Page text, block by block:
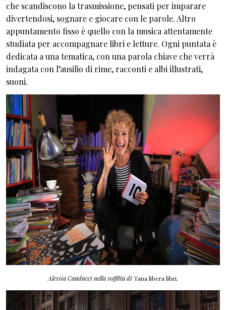
che scandiscono la trasmissione, pensati per imparare
divertendosi, sognare e giocare con le parole. Altro
appuntamento fisso è quello con la musica attentamente
studiata per accompagnare libri e letture. Ogni puntata è
dedicata a una tematica, con una parola chiave che verrà
indagata con l’ausilio di rime, racconti e albi illustrati,
suoni.
Alessia Canducci nella soffitta diTana libera libri.